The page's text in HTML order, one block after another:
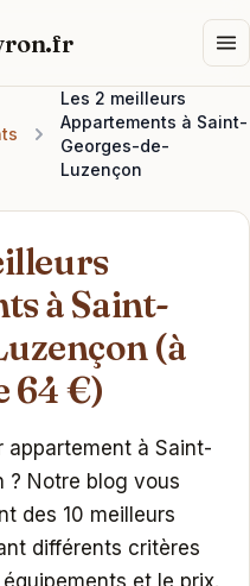
Les 2 meilleurs
Appartements à Saint-
Georges-de-
Luzençon
à Saint-
(à
64 €)
appartement à Saint-
? Notre blog vous
des 10 meilleurs
différents critères
et le prix.